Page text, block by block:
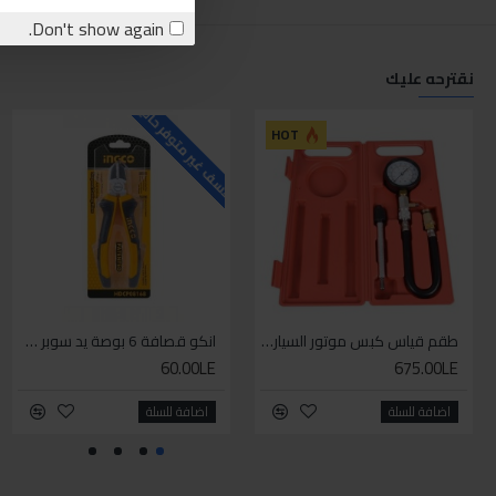
Don't show again.
نقترحه عليك
HOT
طقم قياس كبس موتور السياره 3 ق
675.00LE
اضافة للسلة
للاسف غير متوفر حاليا
انكو قصافة 6 بوصة يد سوبر وان
60.00LE
اضافة للسلة